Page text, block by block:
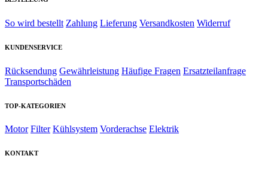
So wird bestellt Zahlung Lieferung Versandkosten Widerruf
KUNDENSERVICE
Rücksendung Gewährleistung Häufige Fragen Ersatzteilanfrage
Transportschäden
TOP-KATEGORIEN
Motor Filter Kühlsystem Vorderachse Elektrik
KONTAKT